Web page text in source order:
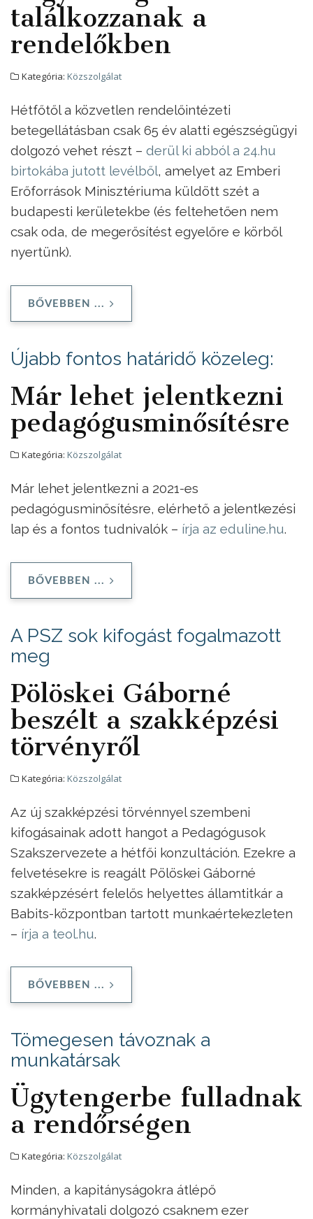
találkozzanak a
rendelőkben
Kategória: Közszolgálat
Hétfőtől a közvetlen rendelőintézeti
betegellátásban csak 65 év alatti egészségügyi
dolgozó vehet részt – derül ki abból a 24.hu
birtokába jutott levélből, amelyet az Emberi
Erőforrások Minisztériuma küldött szét a
budapesti kerületekbe (és feltehetően nem
csak oda, de megerősítést egyelőre e körből
nyertünk).
BŐVEBBEN ...
Újabb fontos határidő közeleg:
Már lehet jelentkezni
pedagógusminősítésre
Kategória: Közszolgálat
Már lehet jelentkezni a 2021-es
pedagógusminősítésre, elérhető a jelentkezési
lap és a fontos tudnivalók – írja az eduline.hu.
BŐVEBBEN ...
A PSZ sok kifogást fogalmazott
meg
Pölöskei Gáborné
beszélt a szakképzési
törvényről
Kategória: Közszolgálat
Az új szakképzési törvénnyel szembeni
kifogásainak adott hangot a Pedagógusok
Szakszervezete a hétfői konzultáción. Ezekre a
felvetésekre is reagált Pölöskei Gáborné
szakképzésért felelős helyettes államtitkár a
Babits-központban tartott munkaértekezleten
– írja a teol.hu.
BŐVEBBEN ...
Tömegesen távoznak a
munkatársak
Ügytengerbe fulladnak
a rendőrségen
Kategória: Közszolgálat
Minden, a kapitányságokra átlépő
kormányhivatali dolgozó csaknem ezer